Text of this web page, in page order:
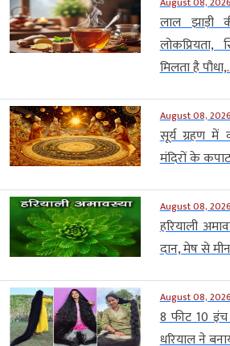
लाल झाड़ी
मिलता है
August 08,
सूर्य ग्रहण
मंदिरों के
August 08,
हरियाली
दान, मेष से
August 08,
8 फीट 10 इंच
धरियाल ने